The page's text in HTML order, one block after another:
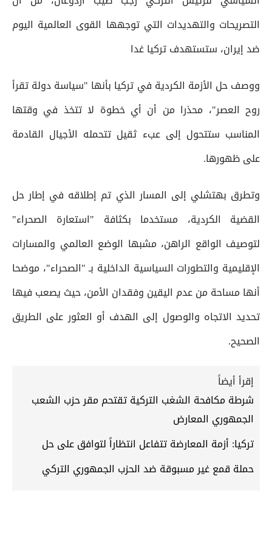
التصريحات والتهديدات التي توجهها القوى العالمية اليوم
ضد إيران، ستستهدف تركيا غدا
ووصف حل الأزمة الكردية في تركيا بأنها "سياسة دولة تقرأ
روح العصر"، محذرا من أن أي خطوة لا تتخذ في وقتها
المناسب ستتحول إلى عبء ثقيل تتحمله الأجيال القادمة
على ظهورها.
وتطرق بهتشلي إلى المسار الذي تم إطلاقه في إطار حل
القضية الكردية، مستخدما بكثافة "استعارة الصحراء"
لتوصيف الواقع الراهن، مشبها الوضع العالمي والمسارات
الإقليمية والتطورات السياسية الداخلية بـ "الصحراء"، موضحا
أنها مساحة من عدم اليقين وفقدان الأمن، حيث يصعب فيها
تحديد الاتجاه والوصول إلى الهدف أو العثور على الطريق
الصحيح.
إقرأ أيضاً
شرطة مكافحة الشغب التركية تقتحم مقر حزب الشعب
الجمهوري المعارض
تركيا: أزمة المعارضة تتفاعل انتظاراً لتوافق على حل
حملة قمع غير مسبوقة ضد الحزب الجمهوري التركي